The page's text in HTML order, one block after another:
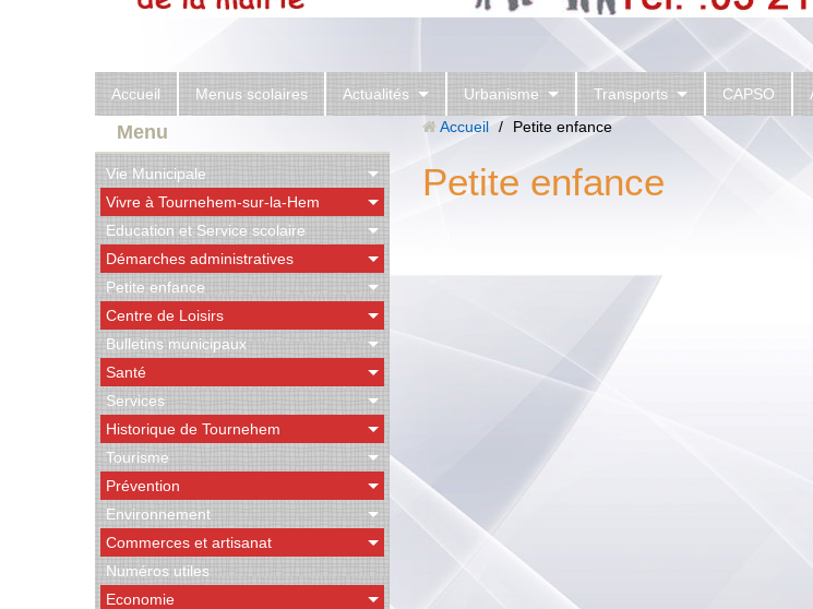
Accueil Menus scolaires Actualités Urbanisme Transports CAPSO
Menu
Vie Municipale
Vivre à Tournehem-sur-la-Hem
Education et Service scolaire
Démarches administratives
Petite enfance
Centre de Loisirs
Bulletins municipaux
Santé
Services
Historique de Tournehem
Tourisme
Prévention
Environnement
Commerces et artisanat
Numéros utiles
Economie
Accueil / Petite enfance
Petite enfance